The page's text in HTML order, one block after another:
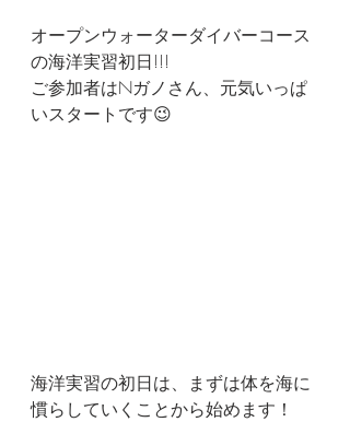
オープンウォーターダイバーコース
の海洋実習初日!!!
ご参加者はNガノさん、元気いっぱ
いスタートです😉
海洋実習の初日は、まずは体を海に
慣らしていくことから始めます！